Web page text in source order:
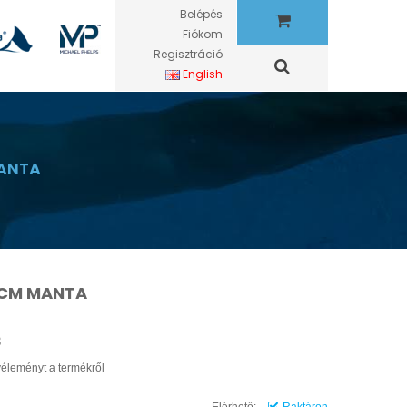
Belépés
Fiókom
Regisztráció
English
MANTA
a termékről